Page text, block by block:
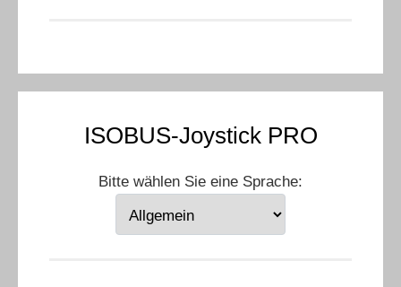
ISOBUS-Joystick PRO
Bitte wählen Sie eine Sprache: